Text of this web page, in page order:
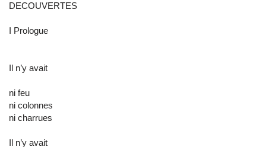
DECOUVERTES
I Prologue
Il n’y avait
ni feu
ni colonnes
ni charrues
Il n’y avait